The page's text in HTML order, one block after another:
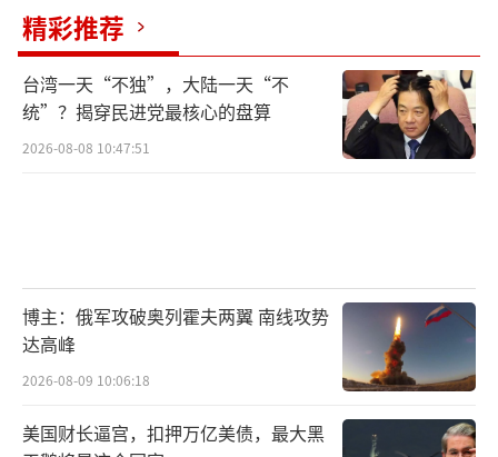
精彩推荐
台湾一天“不独”，大陆一天“不
统”？揭穿民进党最核心的盘算
2026-08-08 10:47:51
博主：俄军攻破奥列霍夫两翼 南线攻势
达高峰
2026-08-09 10:06:18
美国财长逼宫，扣押万亿美债，最大黑